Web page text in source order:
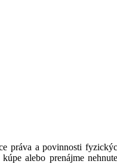
práva a povinnosti
alebo prenájme